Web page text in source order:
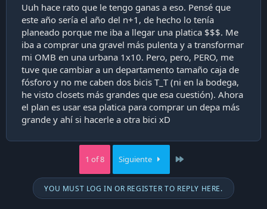
Uuh hace rato que le tengo ganas a eso. Pensé que
este año sería el año del n+1, de hecho lo tenía
planeado porque me iba a llegar una platica $$$. Me
iba a comprar una gravel más pulenta y a transformar
mi OMB en una urbana 1x10. Pero, pero, PERO, me
tuve que cambiar a un departamento tamaño caja de
fósforo y no me caben dos bicis T_T (ni en la bodega,
he visto closets más grandes que esa cuestión). Ahora
el plan es usar esa platica para comprar un depa más
grande y ahí si hacerle a otra bici xD
1 of 8 Siguiente
YOU MUST LOG IN OR REGISTER TO REPLY HERE.